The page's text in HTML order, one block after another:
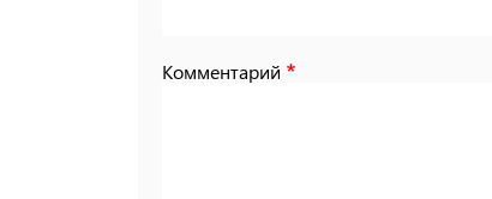
Комментарий